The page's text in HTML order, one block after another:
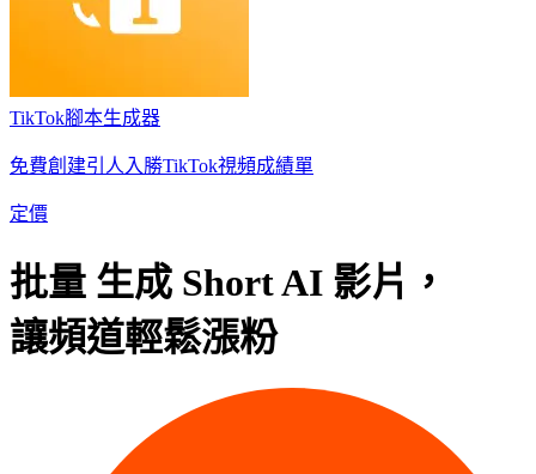
TikTok腳本生成器
免費創建引人入勝TikTok視頻成績單
定價
批量 生成 Short AI 影片，
讓頻道輕鬆漲粉